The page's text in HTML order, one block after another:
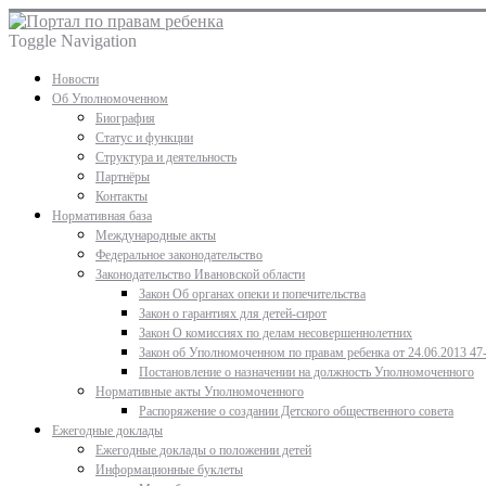
Toggle Navigation
Новости
Об Уполномоченном
Биография
Статус и функции
Структура и деятельность
Партнёры
Контакты
Нормативная база
Международные акты
Федеральное законодательство
Законодательство Ивановской области
Закон Об органах опеки и попечительства
Закон о гарантиях для детей-сирот
Закон О комиссиях по делам несовершеннолетних
Закон об Уполномоченном по правам ребенка от 24.06.2013
Постановление о назначении на должность Уполномоченного
Нормативные акты Уполномоченного
Распоряжение о создании Детского общественного совета
Ежегодные доклады
Ежегодные доклады о положении детей
Информационные буклеты